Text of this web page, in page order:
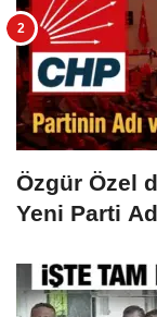
Özgür Özel
Yeni Parti